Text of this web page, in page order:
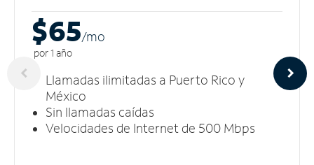
$65/mo
por 1 año
Llamadas ilimitadas a Puerto Rico y
México
Sin llamadas caídas
Velocidades de Internet de 500 Mbps